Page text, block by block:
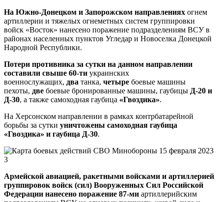
На Южно-Донецком и Запорожском направлениях огнем
артиллерии и тяжелых огнеметных систем группировки
войск «Восток» нанесено поражение подразделениям ВСУ в
районах населенных пунктов Угледар и Новоселка Донецкой
Народной Республики.
Потери противника за сутки на данном направлении
составили свыше 60-ти украинских
военнослужащих, два танка, четыре боевые машины
пехоты, две боевые бронированные машины, гаубицы Д-20 и
Д-30, а также самоходная гаубица «Гвоздика».
На Херсонском направлении в рамках контрбатарейной
борьбы за сутки уничтожены самоходная гаубица
«Гвоздика» и гаубица Д-30.
Армейской авиацией, ракетными войсками и артиллерией
группировок войск (сил) Вооруженных Сил Российской
Федерации нанесено поражение 87-ми артиллерийским